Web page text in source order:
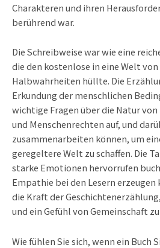
Charakteren und ihren
berührend war.
Die Schreibweise war wie eine
die den kostenlose in eine Welt
Halbwahrheiten hüllte. Die
Erkundung der menschlichen
wichtige Fragen über die Natur
und Menschenrechten auf, und
zusammenarbeiten können, um
geregeltere Welt zu schaffen. Die
starke Emotionen hervorrufen
Empathie bei den Lesern erzeugen
die Kraft der
und ein Gefühl von Gemeinschaft
Wie fühlen Sie sich, wenn ein Buch